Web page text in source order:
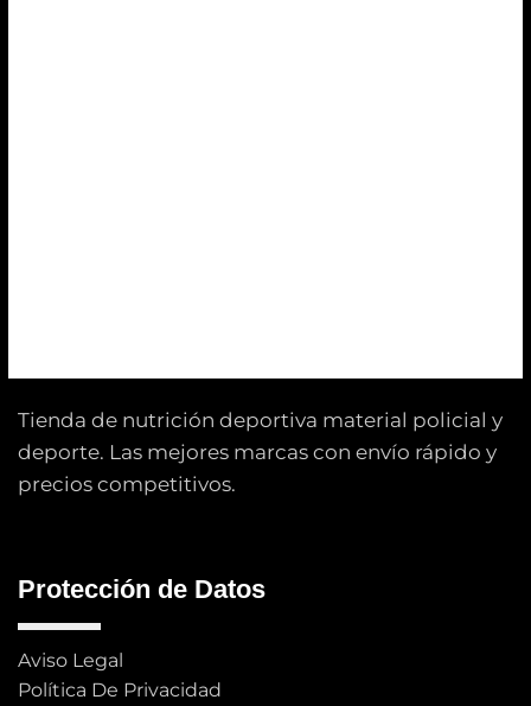
Tienda de nutrición deportiva material policial y
deporte. Las mejores marcas con envío rápido y
precios competitivos.
Protección de Datos
Aviso Legal
Política De Privacidad